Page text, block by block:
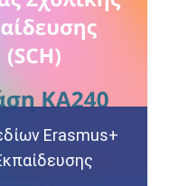
Erasmus+